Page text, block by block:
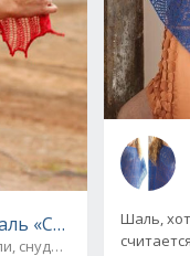
«Cherry» от
снуды и палантины
Шаль,